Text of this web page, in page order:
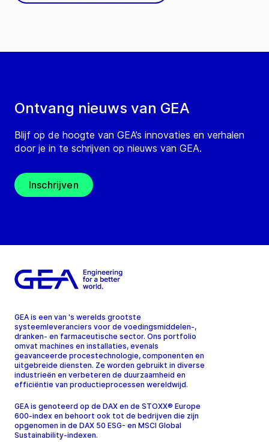
Ontvang nieuws van GEA
Blijf op de hoogte van GEA’s innovaties en verhalen
door je in te schrijven op nieuws van GEA.
Inschrijven
GEA is een van 's werelds grootste
systeemleveranciers voor de voedingsmiddelen-,
dranken- en farmaceutische sector. Ons portfolio
omvat machines en installaties, evenals
geavanceerde procestechnologie, componenten en
uitgebreide diensten. Ze worden gebruikt in diverse
industrieën en verbeteren de duurzaamheid en
efficiëntie van productieprocessen wereldwijd.
GEA is genoteerd op de DAX en de STOXX® Europe
600-index en behoort ook tot de bedrijven die zijn
opgenomen in de DAX 50 ESG- en MSCI Global
Sustainability-indexen.